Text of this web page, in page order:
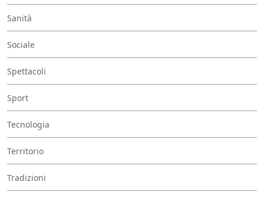
Sanità
Sociale
Spettacoli
Sport
Tecnologia
Territorio
Tradizioni